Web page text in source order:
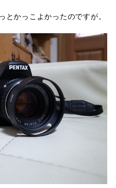
かっこよかったのですが。